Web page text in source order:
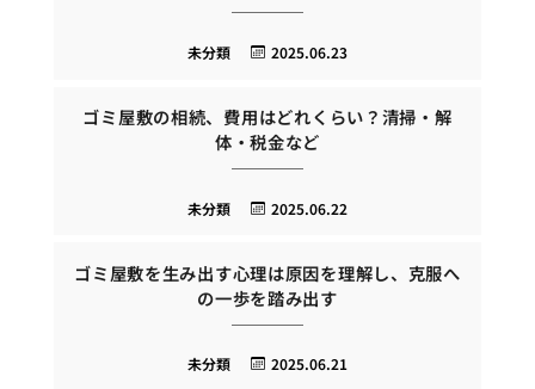
2025.06.23
未分類
ゴミ屋敷の相続、費用はどれくらい？清掃・解
体・税金など
2025.06.22
未分類
ゴミ屋敷を生み出す心理は原因を理解し、克服へ
の一歩を踏み出す
2025.06.21
未分類